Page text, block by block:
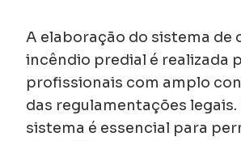
A elaboração do sistema de
incêndio predial é realizada
profissionais com amplo
das regulamentações legais.
sistema é essencial para